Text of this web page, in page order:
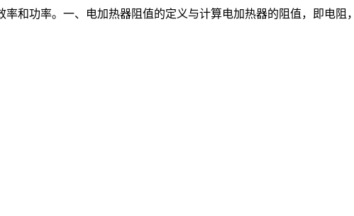
和功率。一、电加热器阻值的定义与计算电加热器的阻值，即电